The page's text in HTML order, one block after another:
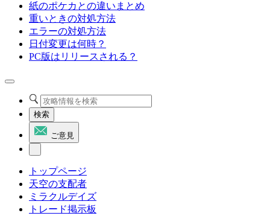
紙のポケカとの違いまとめ
重いときの対処方法
エラーの対処方法
日付変更は何時？
PC版はリリースされる？
検索
ご意見
トップページ
天空の支配者
ミラクルデイズ
トレード掲示板